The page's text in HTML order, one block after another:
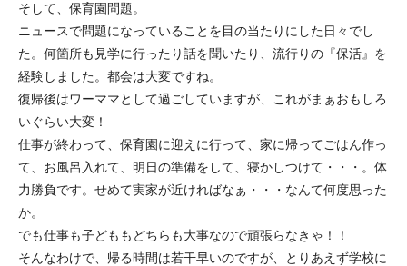
そして、保育園問題。
ニュースで問題になっていることを目の当たりにした日々でし
た。何箇所も見学に行ったり話を聞いたり、流行りの『保活』を
経験しました。都会は大変ですね。
復帰後はワーママとして過ごしていますが、これがまぁおもしろ
いぐらい大変！
仕事が終わって、保育園に迎えに行って、家に帰ってごはん作っ
て、お風呂入れて、明日の準備をして、寝かしつけて・・・。体
力勝負です。せめて実家が近ければなぁ・・・なんて何度思った
か。
でも仕事も子どももどちらも大事なので頑張らなきゃ！！
そんなわけで、帰る時間は若干早いのですが、とりあえず学校に